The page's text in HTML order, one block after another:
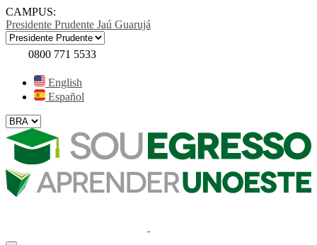
CAMPUS:
Presidente Prudente Jaú Guarujá
0800 771 5533
English
Español